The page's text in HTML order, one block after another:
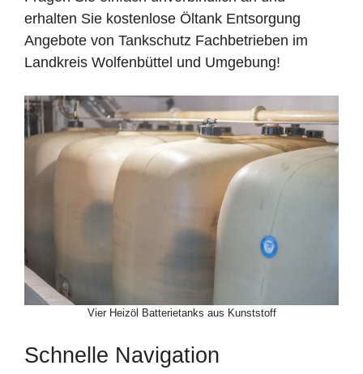
erhalten Sie kostenlose Öltank Entsorgung
Angebote von Tankschutz Fachbetrieben im
Landkreis Wolfenbüttel und Umgebung!
Vier Heizöl Batterietanks aus Kunststoff
Schnelle Navigation